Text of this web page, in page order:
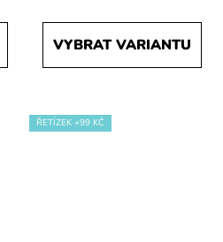
VYBRAT VARIANTU
ŘETÍZEK +99 KČ